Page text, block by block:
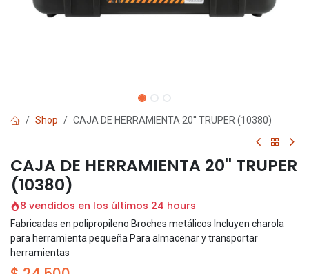
Shop CAJA DE HERRAMIENTA 20'' TRUPER (10380)
CAJA DE HERRAMIENTA 20'' TRUPER
(10380)
8 vendidos en los últimos 24 hours
Fabricadas en polipropileno Broches metálicos Incluyen charola
para herramienta pequeña Para almacenar y transportar
herramientas